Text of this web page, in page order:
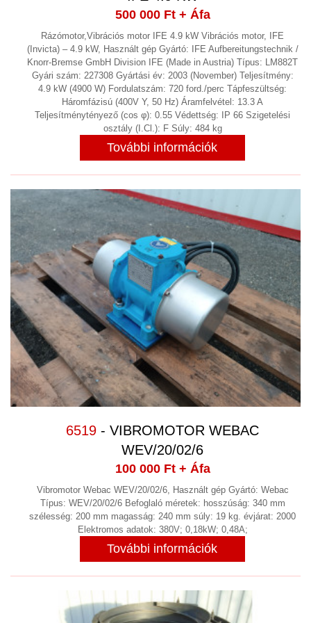
FÉMMEGMUNKÁLÁS
FORGÁCS KIHORDÓ, FORGÁCS
CENTRIFUGA LEVÁLASZTÓ
FŰTÉS (3)
FREKVENCIAVÁLTÓ, INDÍTÓ
ELLENÁLLÁS
(13)
FRÖCCSÖNTŐ BERENDEZÉS
GALVANIZÁLÁS
GÉPÉPÍTÉS
GŐZFEJLESZTŐ,GŐZKAZÁN
GYÓGYSZERIPAR (4)
GYORSKAPU
HAJTÓMŰVEK (9)
HIDRAULIKA (33)
HIDROCIKLON
HOMOGENIZÁTOR
HŰTÉS, FOLYADÉKHŰTŐK
(26)
HŰTVESZÁRÍTÓ (6)
HULLADÉKKEZELÉS (2)
KÁBEL
KÁBEL BLANKOLÓ GÉP (1)
KAPCSOLÓSZEKRÉNY (1)
KÉT KOMPONENSŰ ADAGOLÓ ÉS
KEVERŐ RENDSZER
500 000 Ft+ Áfa
Rázómotor,Vibrációs motor IFE 4.9 kW Vibrációs motor, IFE
(Invicta) – 4.9 kW, Használt gép Gyártó: IFE Aufbereitungstechnik /
Knorr-Bremse GmbH Division IFE (Made in Austria) Típus: LM882T
Gyári szám: 227308 Gyártási év: 2003 (November) Teljesítmény:
4.9 kW (4900 W) Fordulatszám: 720 ford./perc Tápfeszültség:
Háromfázisú (400V Y, 50 Hz) Áramfelvétel: 13.3 A
Teljesítménytényező (cos φ): 0.55 Védettség: IP 66 Szigetelési
osztály (I.Cl.): F Súly: 484 kg
További információk
6519 - VIBROMOTOR WEBAC
WEV/20/02/6
100 000 Ft+ Áfa
Vibromotor Webac WEV/20/02/6, Használt gép Gyártó: Webac
Típus: WEV/20/02/6 Befoglaló méretek: hosszúság: 340 mm
szélesség: 200 mm magasság: 240 mm súly: 19 kg. évjárat: 2000
Elektromos adatok: 380V; 0,18kW; 0,48A;
További információk